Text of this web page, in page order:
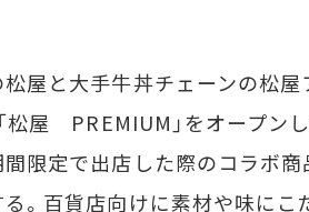
屋と大手牛丼チェーンの松屋
松屋 PREMIUM」をオープン
限定で出店した際のコラボ商
。百貨店向けに素材や味にこ